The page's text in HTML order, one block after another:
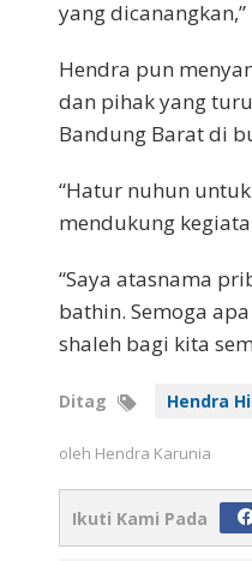
yang
Hendra pun
dan pihak yang
Bandung Barat di
“Hatur nuhun
mendukung
“Saya atasnama
bathin. Semoga
shaleh bagi kita
Ditag Hendra
oleh Hendra Karunia
Ikuti Kami Pada